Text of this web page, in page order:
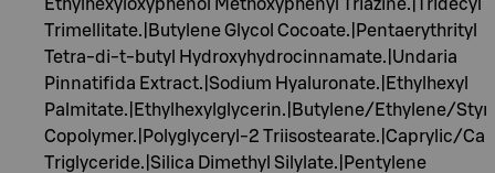
Ethylhexyloxyphenol Methoxyphenyl Triazine.|Tridecyl
Trimellitate.|Butylene Glycol Cocoate.|Pentaerythrityl
Tetra-di-t-butyl Hydroxyhydrocinnamate.|Undaria
Pinnatifida Extract.|Sodium Hyaluronate.|Ethylhexyl
Palmitate.|Ethylhexylglycerin.|Butylene/Ethylene/
Copolymer.|Polyglyceryl-2 Triisostearate.|Caprylic/
Triglyceride.|Silica Dimethyl Silylate.|Pentylene